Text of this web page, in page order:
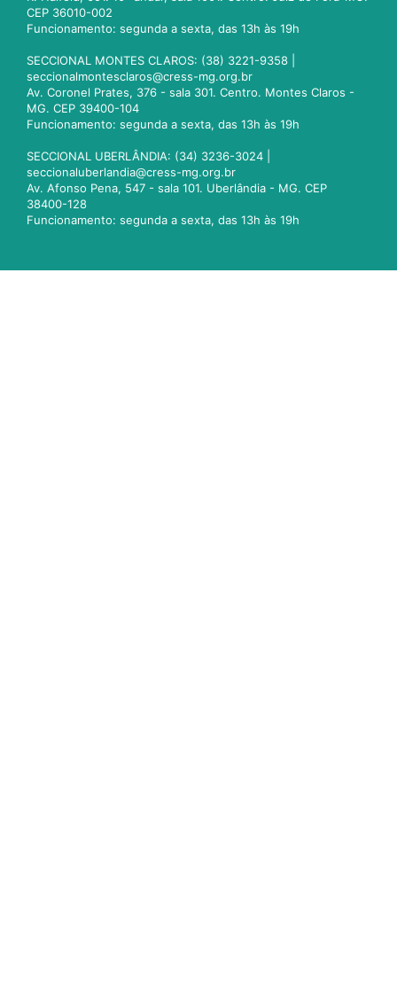
CEP 36010-002
Funcionamento: segunda a sexta, das 13h às 19h
SECCIONAL MONTES CLAROS: (38) 3221-9358 |
seccionalmontesclaros@cress-mg.org.br
Av. Coronel Prates, 376 - sala 301. Centro. Montes Claros -
MG. CEP 39400-104
Funcionamento: segunda a sexta, das 13h às 19h
SECCIONAL UBERLÂNDIA: (34) 3236-3024 |
seccionaluberlandia@cress-mg.org.br
Av. Afonso Pena, 547 - sala 101. Uberlândia - MG. CEP
38400-128
Funcionamento: segunda a sexta, das 13h às 19h